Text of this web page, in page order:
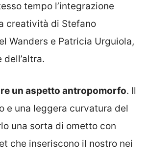
tempo l’integrazione
creatività di Stefano
Wanders e Patricia Urguiola,
un aspetto antropomorfo. Il
e una leggera curvatura del
una sorta di ometto con
che inseriscono il nostro nei